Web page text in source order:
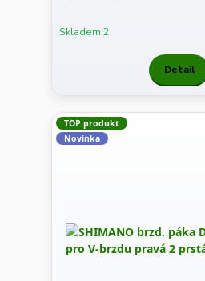
Skladem 2
Detail
TOP produkt
Novinka